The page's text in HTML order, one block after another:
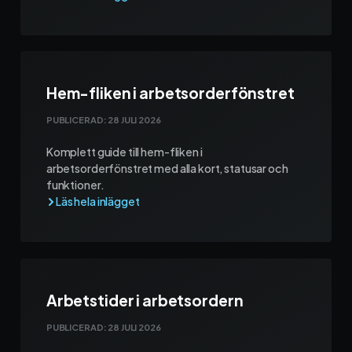
Hem-fliken i arbetsorderfönstret
PUBLICERAD: 28 JULI 2026
Komplett guide till hem-fliken i
arbetsorderfönstret med alla kort, statusar och
funktioner.
Arbetstider i arbetsordern
PUBLICERAD: 28 JULI 2026